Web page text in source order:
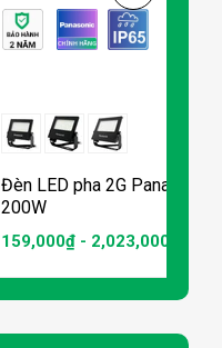
Đèn LED pha 2G Panasonic
200W
159,000₫ - 2,023,000₫